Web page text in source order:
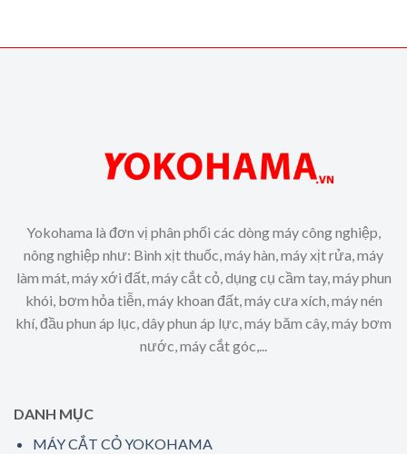
Yokohama là đơn vị phân phối các dòng máy công nghiệp,
nông nghiệp như: Bình xịt thuốc, máy hàn, máy xịt rửa, máy
làm mát, máy xới đất, máy cắt cỏ, dụng cụ cầm tay, máy phun
khói, bơm hỏa tiễn, máy khoan đất, máy cưa xích, máy nén
khí, đầu phun áp lục, dây phun áp lực, máy băm cây, máy bơm
nước, máy cắt góc,...
DANH MỤC
MÁY CẮT CỎ YOKOHAMA